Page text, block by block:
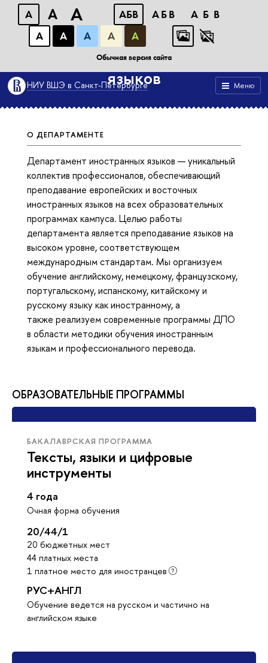
A A A АБB АБB
АБB
А
А А А А
Обычная версия сайта
Меню
НИУ ВШЭ в Санкт-Петербурге
Департамент иностранных
языков
О ДЕПАРТАМЕНТЕ
Департамент иностранных языков — уникальный
коллектив профессионалов, обеспечивающий
преподавание европейских и восточных
иностранных языков на всех образовательных
программах кампуса. Целью работы
департамента является преподавание языков на
высоком уровне, соответствующем
международным стандартам. Мы организуем
обучение английскому, немецкому, французскому,
португальскому, испанскому, китайскому и
русскому языку как иностранному, а
также реализуем современные программы ДПО
в области методики обучения иностранным
языкам и профессионального перевода.
ОБРАЗОВАТЕЛЬНЫЕ ПРОГРАММЫ
БАКАЛАВРСКАЯ ПРОГРАММА
Тексты, языки и цифровые
инструменты
4 года
Очная форма обучения
20/44/1
20 бюджетных мест
44 платных места
1 платное место для иностранцев
РУС+АНГЛ
Обучение ведется на русском и частично на
английском языке